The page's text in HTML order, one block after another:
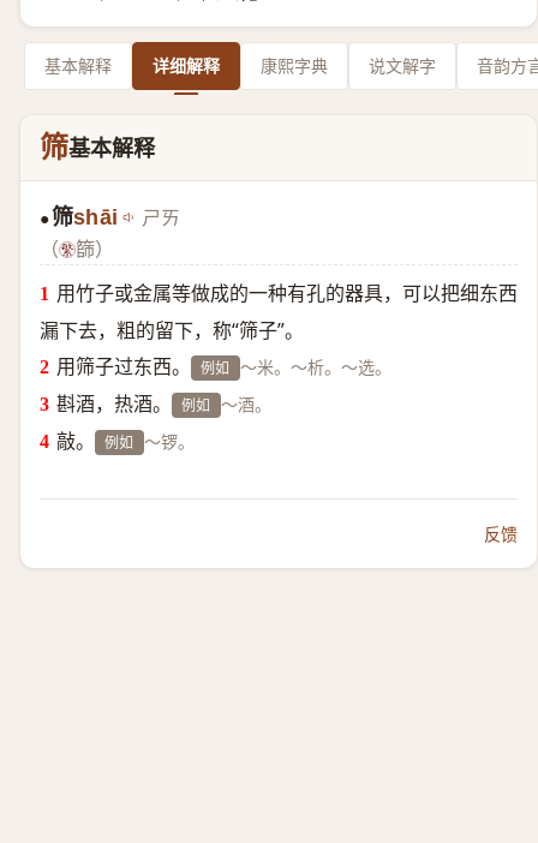
基本解释 详细解释 康熙字典 说文解字 音韵方
筛基本解释
●筛shāi ㄕㄞ
（
篩）
用竹子或金属等做成的一种有孔的器具，可以把细东西
漏下去，粗的留下，称“筛子”。
用筛子过东西。
例如 ～米。～析。～选。
斟酒，热酒。 例如 ～酒。
敲。 例如 ～锣。
反馈